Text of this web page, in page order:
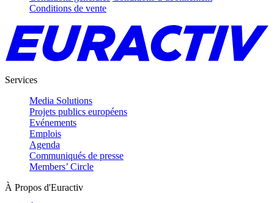
Conditions de vente
Services
Media Solutions
Projets publics européens
Evénements
Emplois
Agenda
Communiqués de presse
Members’ Circle
À Propos d'Euractiv